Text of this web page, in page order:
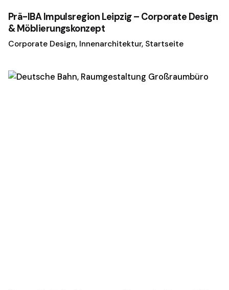
Prä-IBA Impulsregion Leipzig – Corporate Design
& Möblierungskonzept
Corporate Design Innenarchitektur Startseite